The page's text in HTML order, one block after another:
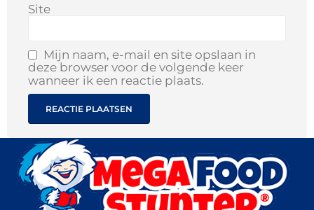
Site
Mijn naam, e-mail en site opslaan in
deze browser voor de volgende keer
wanneer ik een reactie plaats.